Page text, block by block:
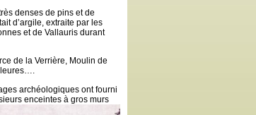
denses de pins et de
d’argile, extraite par les
et de Vallauris durant
de la Verrière, Moulin de
archéologiques ont fourni
enceintes à gros murs